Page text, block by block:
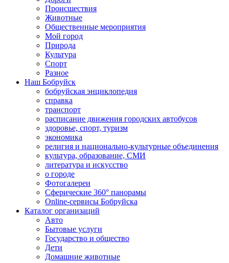
Происшествия
Животные
Общественные мероприятия
Мой город
Природа
Культура
Спорт
Разное
Наш Бобруйск
бобруйская энциклопедия
справка
транспорт
расписание движения городских автобусов
здоровье, спорт, туризм
экономика
религия и национально-культурные объединения
культура, образование, СМИ
литература и искусство
о городе
Фотогалереи
Сферические 360° панорамы
Online-сервисы Бобруйска
Каталог организаций
Авто
Бытовые услуги
Государство и общество
Дети
Домашние животные